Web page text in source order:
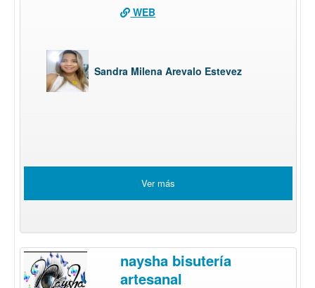
WEB
Sandra Milena Arevalo Estevez
Ver más
naysha bisutería
artesanal